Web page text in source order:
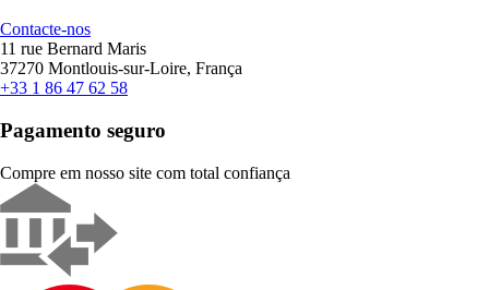
Contacte-nos
11 rue Bernard Maris
37270 Montlouis-sur-Loire, França
+33 1 86 47 62 58
Pagamento seguro
Compre em nosso site com total confiança